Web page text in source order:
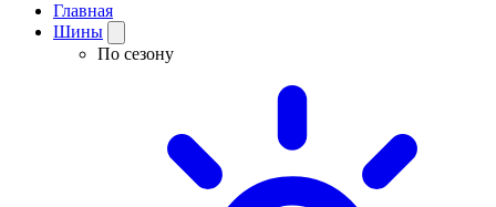
Главная
Шины
По сезону